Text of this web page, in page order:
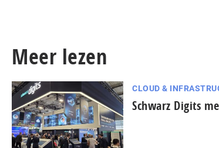
Meer lezen
CLOUD &
Schwarz Digits